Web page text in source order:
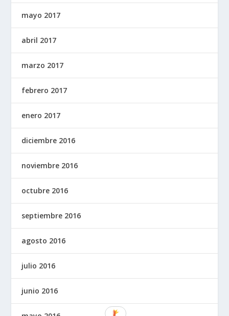
mayo 2017
abril 2017
marzo 2017
febrero 2017
enero 2017
diciembre 2016
noviembre 2016
octubre 2016
septiembre 2016
agosto 2016
julio 2016
junio 2016